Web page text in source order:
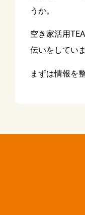
うか。
空き家活用
伝いをしていま
まずは情報を